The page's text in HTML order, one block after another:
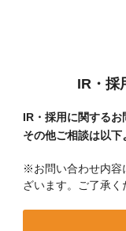
IR・採
IR・採用に関するお
その他ご相談は以下
※お問い合わせ内容
ざいます。ご了承く